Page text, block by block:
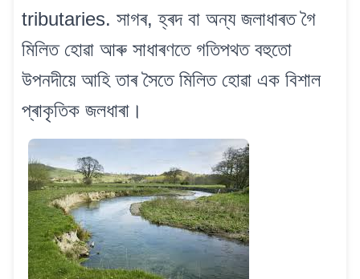
tributaries. সাগৰ, হ্ৰদ বা অন্য জলাধাৰত গৈ
মিলিত হোৱা আৰু সাধাৰণতে গতিপথত বহুতো
উপনদীয়ে আহি তাৰ সৈতে মিলিত হোৱা এক বিশাল
প্ৰাকৃতিক জলধাৰা।